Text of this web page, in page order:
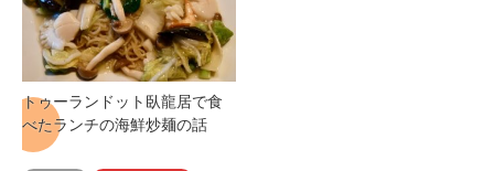
トゥーランドット臥龍居で食
べたランチの海鮮炒麺の話